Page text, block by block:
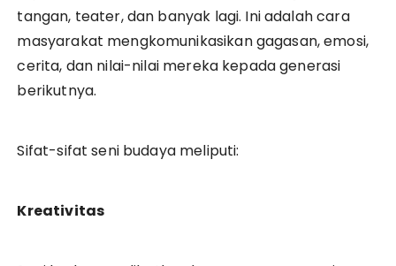
tangan, teater, dan banyak lagi. Ini adalah cara
masyarakat mengkomunikasikan gagasan, emosi,
cerita, dan nilai-nilai mereka kepada generasi
berikutnya.
Sifat-sifat seni budaya meliputi:
Kreativitas